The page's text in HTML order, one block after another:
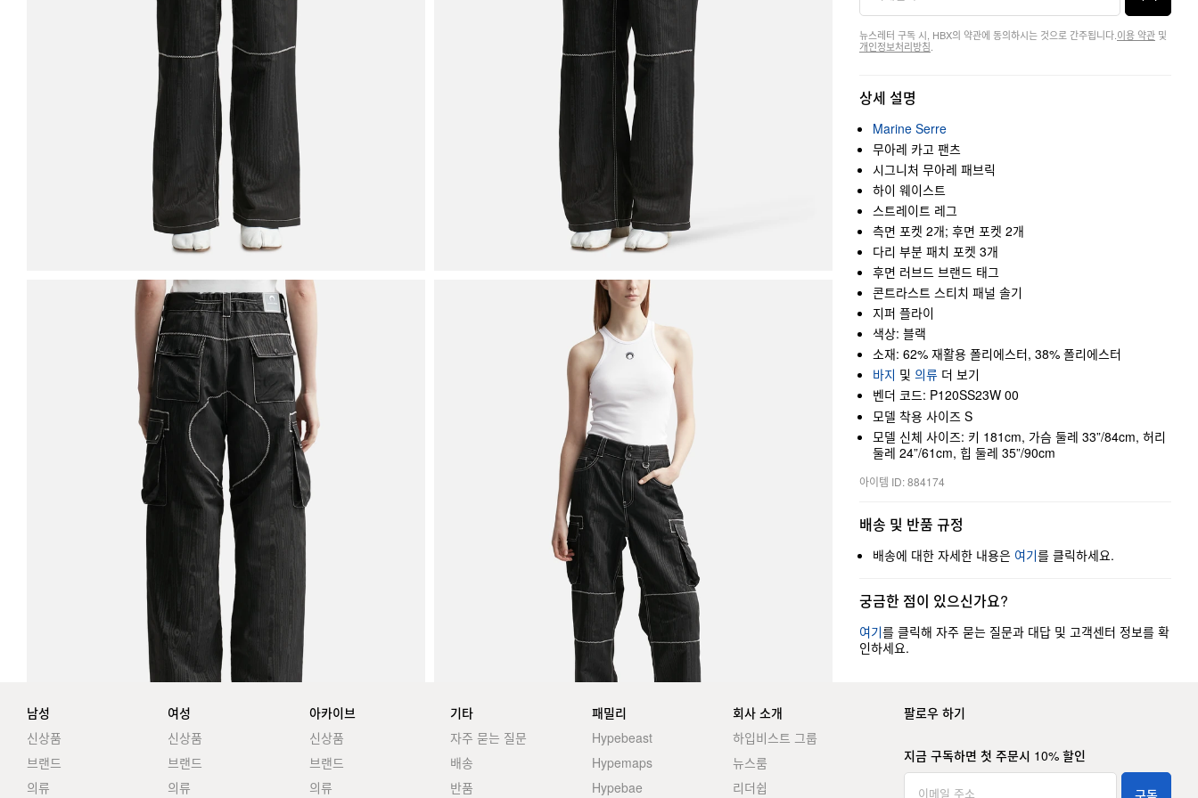
뉴스레터 구독 시, HBX의 약관에 동의하시는 것으로 간주됩니다. 이용 약관 및
개인정보처리방침
상세 설명
Marine Serre
무아레 카고 팬츠
시그니처 무아레 패브릭
하이 웨이스트
스트레이트 레그
측면 포켓 2개; 후면 포켓 2개
다리 부분 패치 포켓 3개
후면 러브드 브랜드 태그
콘트라스트 스티치 패널 솔기
지퍼 플라이
색상: 블랙
소재: 62% 재활용 폴리에스터, 38% 폴리에스터
바지 및 의류 더 보기
벤더 코드: P120SS23W 00
모델 착용 사이즈 S
모델 신체 사이즈: 키 181cm, 가슴 둘레 33”/84cm, 허리
둘레 24”/61cm, 힙 둘레 35”/90cm
아이템 ID: 884174
배송 및 반품 규정
배송에 대한 자세한 내용은 여기를 클릭하세요.
궁금한 점이 있으신가요?
여기를 클릭해 자주 묻는 질문과 대답 및 고객센터 정보를 확
인하세요.
남성
신상품
브랜드
의류
여성
신상품
브랜드
의류
아카이브
신상품
브랜드
의류
기타
자주 묻는 질문
배송
반품
패밀리
Hypebeast
Hypemaps
Hypebae
회사 소개
하입비스트 그룹
뉴스룸
리더쉽
팔로우 하기
지금 구독하면 첫 주문시 10% 할인
구독